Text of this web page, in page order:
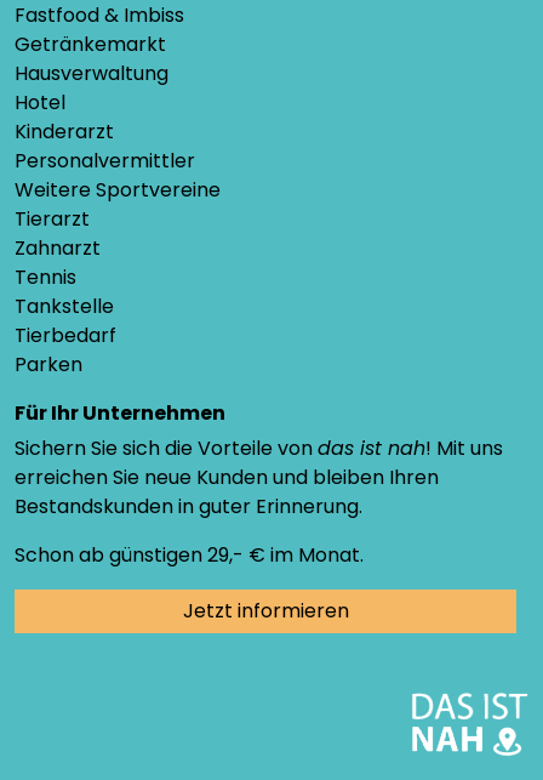
Fastfood & Imbiss
Getränkemarkt
Hausverwaltung
Hotel
Kinderarzt
Personalvermittler
Weitere Sportvereine
Tierarzt
Zahnarzt
Tennis
Tankstelle
Tierbedarf
Parken
Für Ihr Unternehmen
Sichern Sie sich die Vorteile vondas ist nah! Mit uns
erreichen Sie neue Kunden und bleiben Ihren
Bestandskunden in guter Erinnerung.
Schon ab günstigen 29,- € im Monat.
Jetzt informieren